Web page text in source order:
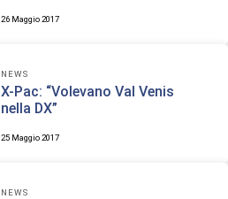
26 Maggio 2017
NEWS
X-Pac: “Volevano Val Venis
nella DX”
25 Maggio 2017
NEWS